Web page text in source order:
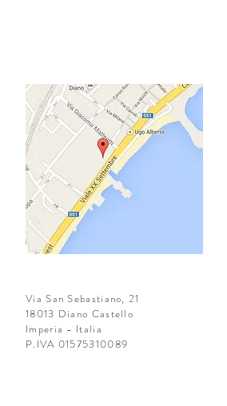
Via San Sebastiano, 21
18013 Diano Castello
Imperia - Italia
P.IVA 01575310089